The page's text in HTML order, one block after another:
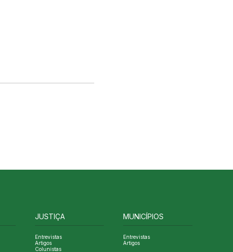
JUSTIÇA
Entrevistas
Artigos
Colunistas
MUNICÍPIOS
Entrevistas
Artigos